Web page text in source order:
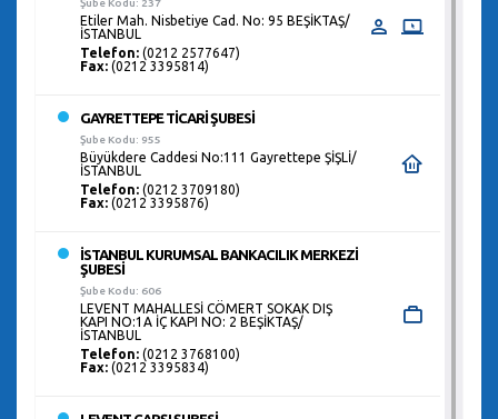
Şube Kodu: 237
Etiler Mah. Nisbetiye Cad. No: 95 BEŞİKTAŞ/
İSTANBUL
Telefon: (0212 2577647)
Fax: (0212 3395814)
GAYRETTEPE TİCARİ ŞUBESİ
Şube Kodu: 955
Büyükdere Caddesi No:111 Gayrettepe ŞİŞLİ/
İSTANBUL
Telefon: (0212 3709180)
Fax: (0212 3395876)
İSTANBUL KURUMSAL BANKACILIK MERKEZİ
ŞUBESİ
Şube Kodu: 606
LEVENT MAHALLESİ CÖMERT SOKAK DIŞ
KAPI NO:1A İÇ KAPI NO: 2 BEŞİKTAŞ/
İSTANBUL
Telefon: (0212 3768100)
Fax: (0212 3395834)